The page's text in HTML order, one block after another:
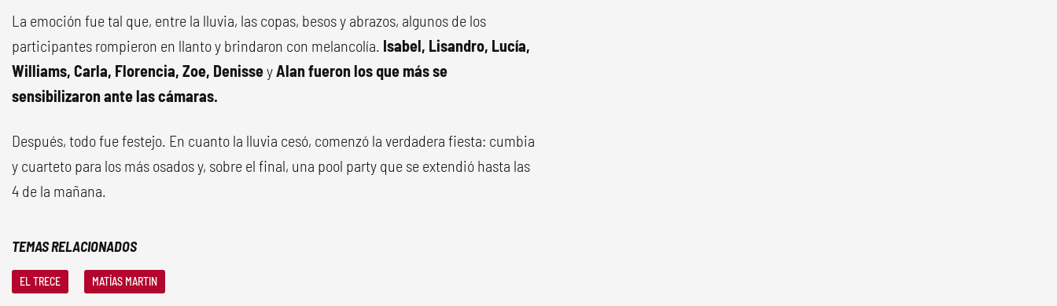
La emoción fue tal que, entre la lluvia, las copas, besos y abrazos, algunos de los
participantes rompieron en llanto y brindaron con melancolía. Isabel, Lisandro, Lucía,
Williams, Carla, Florencia, Zoe, DenisseyAlan fueron los que más se
sensibilizaron ante las cámaras.
Después, todo fue festejo. En cuanto la lluvia cesó, comenzó la verdadera fiesta: cumbia
y cuarteto para los más osados y, sobre el final, una pool party que se extendió hasta las
4 de la mañana.
TEMAS RELACIONADOS
EL TRECE MATÍAS MARTIN